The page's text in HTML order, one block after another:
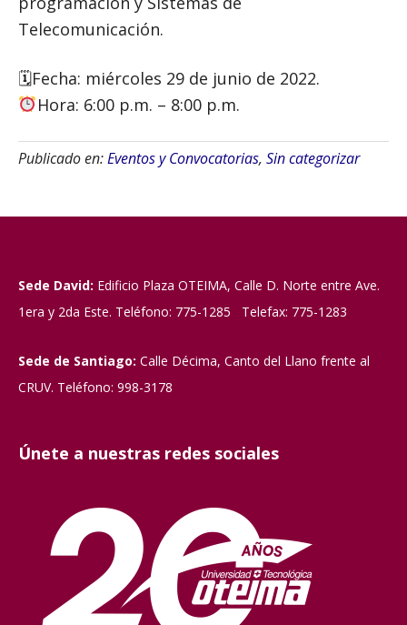
Telecomunicación.
🗓Fecha: miércoles 29 de junio de 2022.
Hora: 6:00 p.m. – 8:00 p.m.
Publicado en:Eventos y Convocatorias, Sin categorizar
Sede David: Edificio Plaza OTEIMA, Calle D. Norte entre Ave.
1era y 2da Este. Teléfono: 775-1285 Telefax: 775-1283
Sede de Santiago: Calle Décima, Canto del Llano frente al
CRUV. Teléfono: 998-3178
Únete a nuestras redes sociales